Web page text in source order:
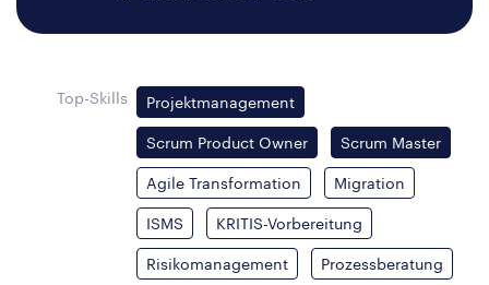
Top-Skills Projektmanagement
Scrum Product Owner Scrum Master
Agile Transformation Migration
ISMS KRITIS-Vorbereitung
Risikomanagement Prozessberatung